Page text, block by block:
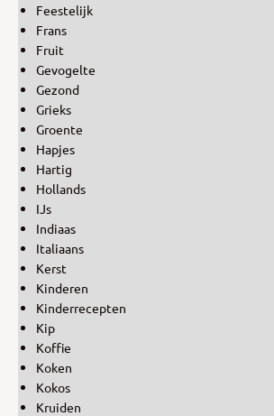
Feestelijk
Frans
Fruit
Gevogelte
Gezond
Grieks
Groente
Hapjes
Hartig
Hollands
IJs
Indiaas
Italiaans
Kerst
Kinderen
Kinderrecepten
Kip
Koffie
Koken
Kokos
Kruiden